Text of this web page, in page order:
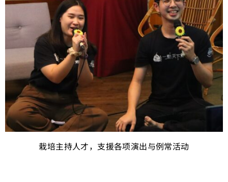
栽培主持人才，支援各项演出与例常活动